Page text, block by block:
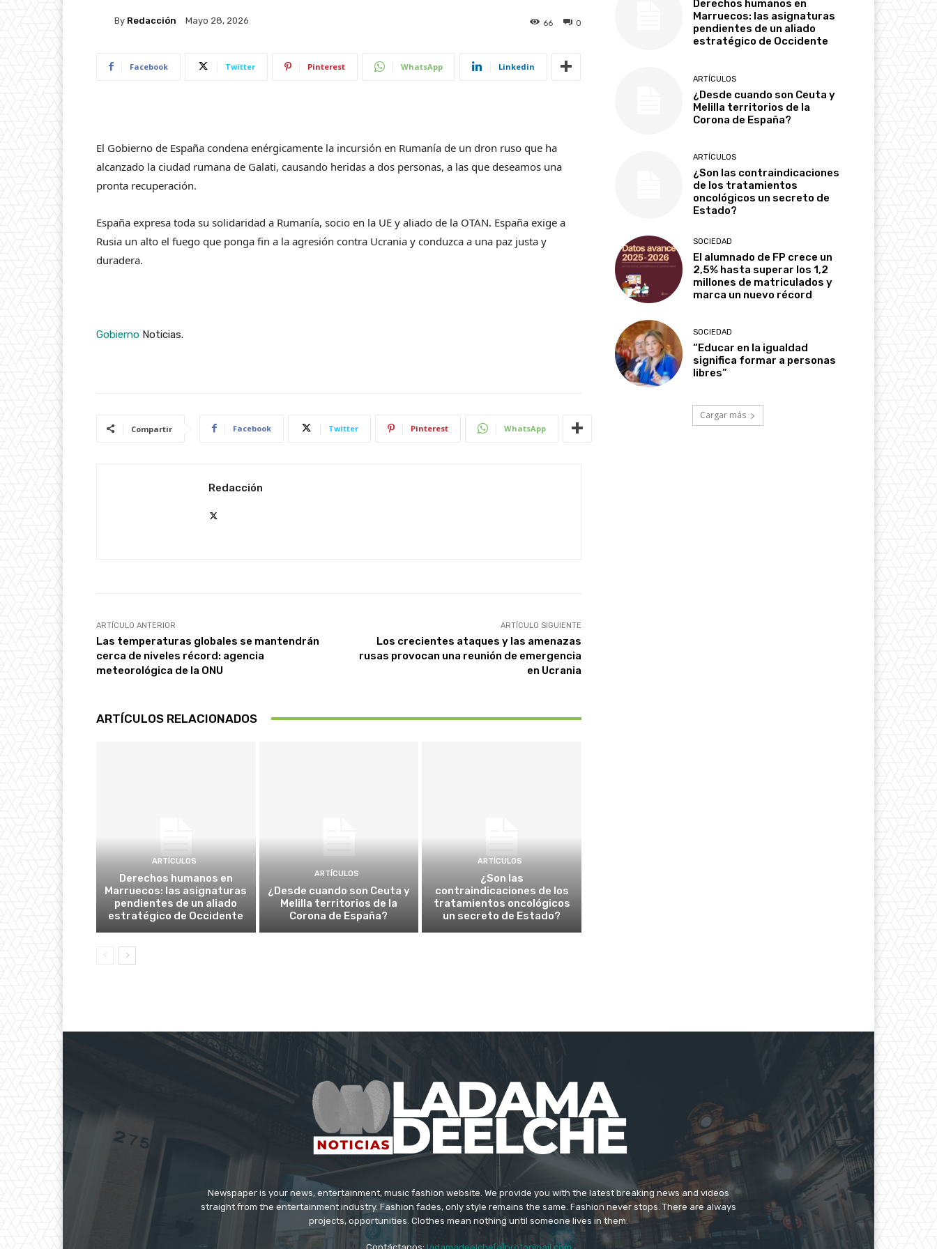
By Redacción Mayo 28, 2026 0
66
Facebook Twitter Pinterest WhatsApp Linkedin
​El Gobierno de España condena enérgicamente la incursión en Rumanía de un dron ruso que ha
alcanzado la ciudad rumana de Galati, causando heridas a dos personas, a las que deseamos una
pronta recuperación.
España expresa toda su solidaridad a Rumanía, socio en la UE y aliado de la OTAN. España exige a
Rusia un alto el fuego que ponga fin a la agresión contra Ucrania y conduzca a una paz justa y
duradera.​
Gobierno Noticias.
Compartir Facebook Twitter Pinterest WhatsApp
Redacción
ARTÍCULO ANTERIOR
Las temperaturas globales se mantendrán
cerca de niveles récord: agencia
meteorológica de la ONU
ARTÍCULO SIGUIENTE
Los crecientes ataques y las amenazas
rusas provocan una reunión de emergencia
en Ucrania
ARTÍCULOS RELACIONADOS
ARTÍCULOS
Derechos humanos en
Marruecos: las asignaturas
pendientes de un aliado
estratégico de Occidente
ARTÍCULOS
¿Desde cuando son Ceuta y
Melilla territorios de la
Corona de España?
ARTÍCULOS
¿Son las
contraindicaciones de los
tratamientos oncológicos
un secreto de Estado?
Derechos humanos en
Marruecos: las asignaturas
pendientes de un aliado
estratégico de Occidente
ARTÍCULOS
¿Desde cuando son Ceuta y
Melilla territorios de la
Corona de España?
ARTÍCULOS
¿Son las contraindicaciones
de los tratamientos
oncológicos un secreto de
Estado?
SOCIEDAD
El alumnado de FP crece un
2,5% hasta superar los 1,2
millones de matriculados y
marca un nuevo récord
SOCIEDAD
“Educar en la igualdad
significa formar a personas
libres”
Cargar más
Newspaper is your news, entertainment, music fashion website. We provide you with the latest breaking news and videos
straight from the entertainment industry. Fashion fades, only style remains the same. Fashion never stops. There are always
projects, opportunities. Clothes mean nothing until someone lives in them.